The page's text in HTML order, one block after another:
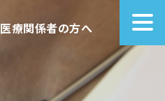
医療関係者の方へ